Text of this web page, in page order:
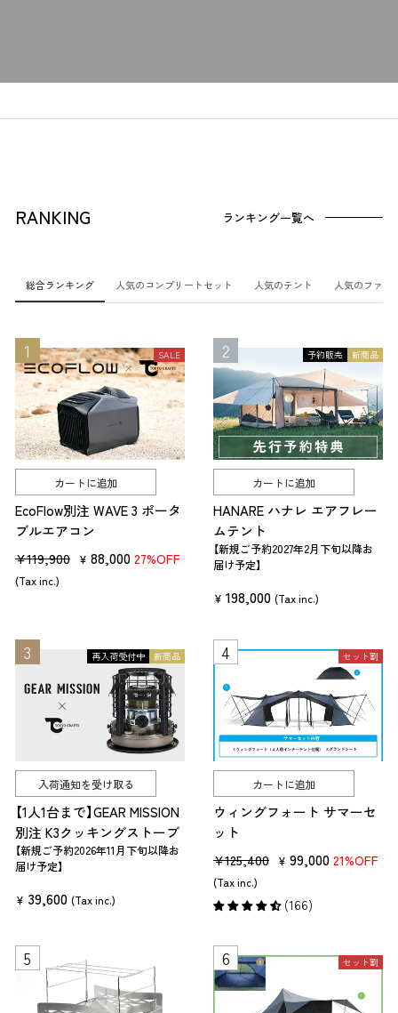
RANKING ランキング一覧へ
総合ランキング 人気のコンプリートセット 人気のテント 人気のファニ
SALE
カートに追加
EcoFlow別注 WAVE 3 ポータ
ブルエアコン
販
売
¥119,900 セ
¥ 88,000 27%OFF
(Tax inc.)
新商品
予約販売
カートに追加
HANARE ハナレ エアフレー
ムテント
【新規ご予約2027年2月下旬以降お
届け予定】
¥ 198,000 (Tax inc.)
新商品
再入荷受付中
入荷通知を受け取る
【1人1台まで】GEAR MISSION
別注 K3クッキングストーブ
【新規ご予約2026年11月下旬以降お
届け予定】
¥ 39,600 (Tax inc.)
セット割
カートに追加
ウィングフォート サマーセ
ット
販
売
価
¥125,400 セ
ル
¥ 99,000 21%OFF
(Tax inc.)
(166)
セット割